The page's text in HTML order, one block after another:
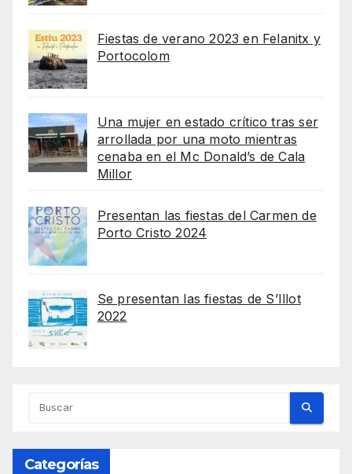
Fiestas de verano 2023 en Felanitx y
Portocolom
Una mujer en estado crítico tras ser
arrollada por una moto mientras
cenaba en el Mc Donald’s de Cala
Millor
Presentan las fiestas del Carmen de
Porto Cristo 2024
Se presentan las fiestas de S’Illot
2022
Categorías